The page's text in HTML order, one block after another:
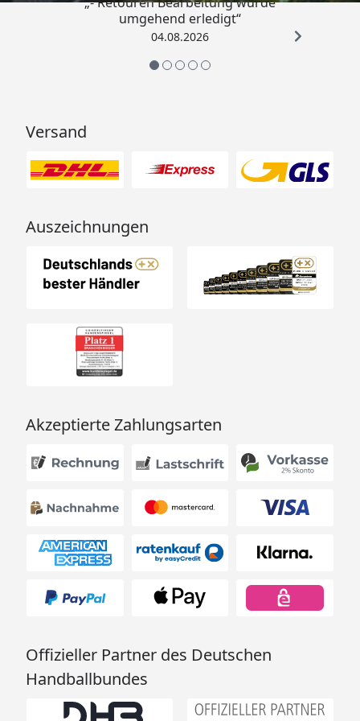
Bitte wählen Sie die
entsprechende Größe
zur Ihrem Pavillon
Packmaße
120x370x45cm
Montage
Montage zum
günstigen Festpreis
Festpreis
Informationen
Für die Montage
Monteure muss das
passende
(optional erhältlich -
Der Montageservice
isoliertem
umgehend erledigt“
04.08.2026
Versand
Auszeichnungen
Akzeptierte Zahlungsarten
Offizieller Partner des Deutschen
Handballbundes